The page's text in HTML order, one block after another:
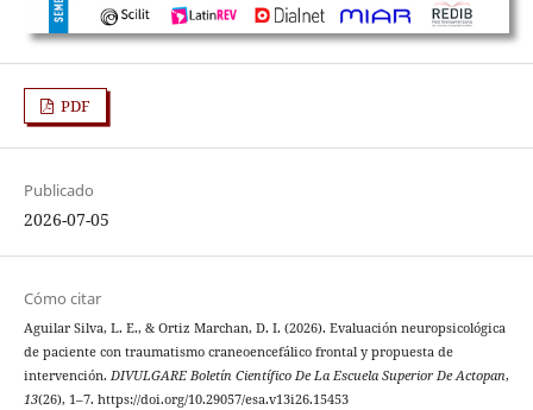
PDF
Publicado
2026-07-05
Cómo citar
Aguilar Silva, L. E., & Ortiz Marchan, D. I. (2026). Evaluación neuropsicológica
de paciente con traumatismo craneoencefálico frontal y propuesta de
intervención. DIVULGARE Boletín Científico De La Escuela Superior De Actopan,
13(26), 1–7. https://doi.org/10.29057/esa.v13i26.15453